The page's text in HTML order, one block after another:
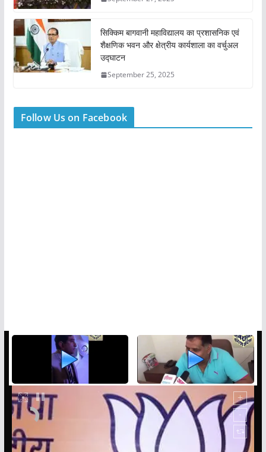
सिक्किम बागवानी महाविद्यालय का प्रशासनिक एवं
शैक्षणिक भवन और क्षेत्रीय कार्यशाला का वर्चुअल
उद्घाटन
September 25, 2025
Follow Us on Facebook